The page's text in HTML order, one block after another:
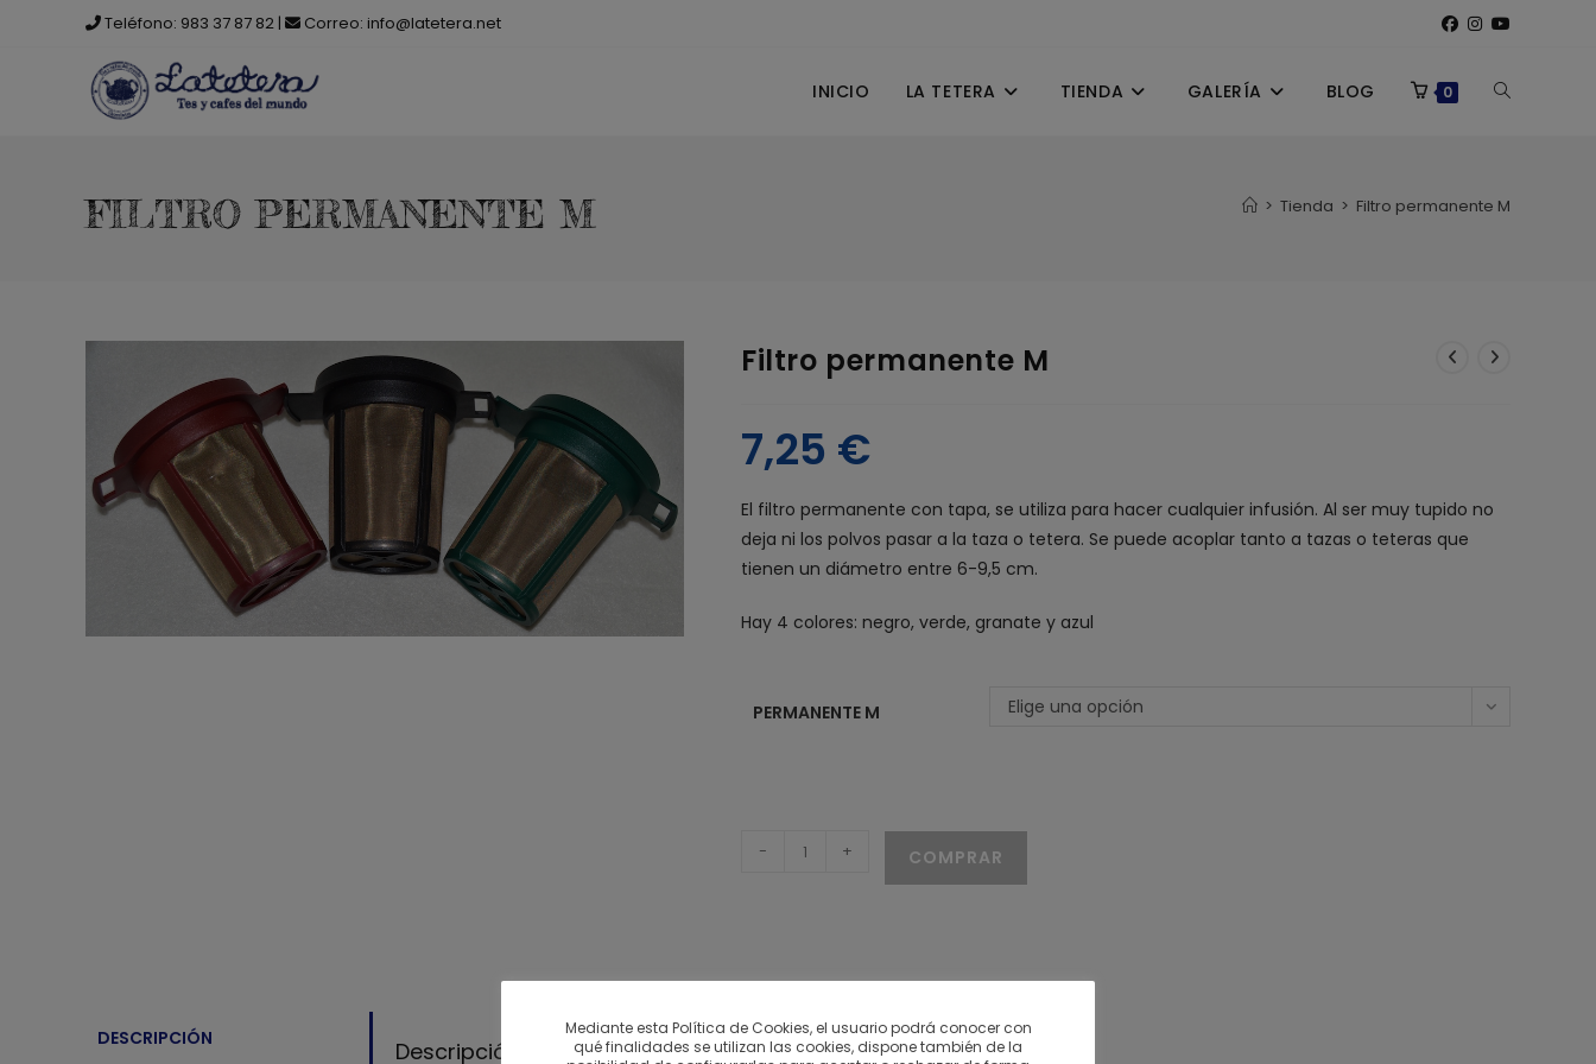
Teléfono: 983 37 87 82 | Correo: info@latetera.net
INICIO LA TETERA TIENDA GALERÍA BLOG 0 ALTERNAR
LA
FILTRO PERMANENTE M > Tienda > Filtro permanente M
Filtro permanente M
7,25 €
El filtro permanente con tapa, se utiliza para hacer cualquier infusión. Al ser muy tupido no
deja ni los polvos pasar a la taza o tetera. Se puede acoplar tanto a tazas o teteras que
tienen un diámetro entre 6-9,5 cm.
Hay 4 colores: negro, verde, granate y azul
PERMANENTE M Elige una opción
- + COMPRAR
DESCRIPCIÓN Descripción
Mediante esta Política de Cookies, el usuario podrá conocer con
qué finalidades se utilizan las cookies, dispone también de la